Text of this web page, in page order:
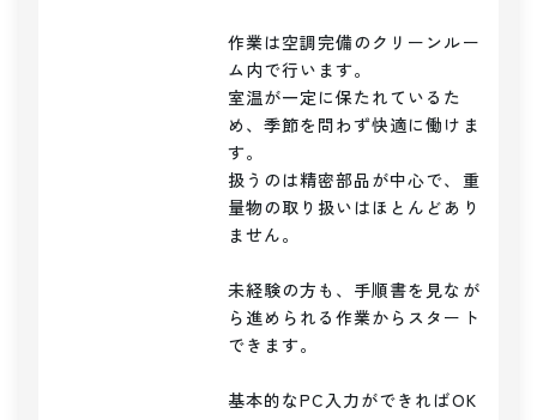
作業は空調完備のクリーンルー
ム内で行います。
室温が一定に保たれているた
め、季節を問わず快適に働けま
す。
扱うのは精密部品が中心で、重
量物の取り扱いはほとんどあり
ません。
未経験の方も、手順書を見なが
ら進められる作業からスタート
できます。
基本的なPC入力ができればOK